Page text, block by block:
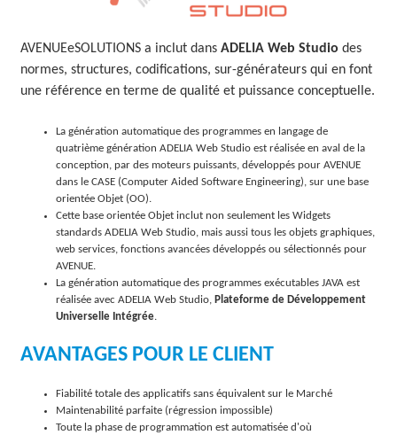
U
T
O
N
S
AVENUEeSOLUTIONS a inclut dans ADELIA Web Studio des
normes, structures, codifications, sur-générateurs qui en font
une référence en terme de qualité et puissance conceptuelle.
La génération automatique des programmes en langage de
quatrième génération ADELIA Web Studio est réalisée en aval de la
conception, par des moteurs puissants, développés pour AVENUE
dans le CASE (Computer Aided Software Engineering), sur une base
orientée Objet (OO).
Cette base orientée Objet inclut non seulement les Widgets
standards ADELIA Web Studio, mais aussi tous les objets graphiques,
web services, fonctions avancées développés ou sélectionnés pour
AVENUE.
La génération automatique des programmes exécutables JAVA est
réalisée avec ADELIA Web Studio, Plateforme de Développement
Universelle Intégrée.
AVANTAGES POUR LE CLIENT
Fiabilité totale des applicatifs sans équivalent sur le Marché
Maintenabilité parfaite (régression impossible)
Toute la phase de programmation est automatisée d'où